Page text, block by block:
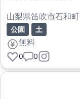
山梨県笛吹市石和町
公園 土
無料
0 0